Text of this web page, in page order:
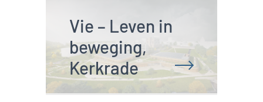
Vie – Leven in
beweging,
Kerkrade